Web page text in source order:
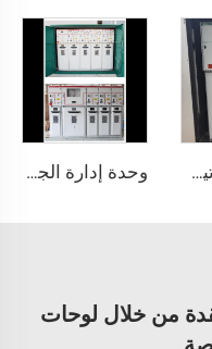
مجموعة مفاتيح الضغط العالي SDM6 وحدة إدارة الجهد العالي XGN15
من خلال لوحات